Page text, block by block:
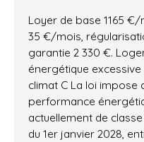
Loyer de base 1165
35 €/mois,
garantie 2 330 €.
énergétique excessive
climat C La loi impose
performance
actuellement de
du 1er janvier 2028,